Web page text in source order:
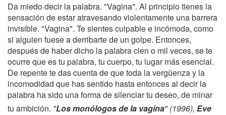
Da miedo decir la palabra. "Vagina". Al principio tienes la
sensación de estar atravesando violentamente una barrera
invisible. "Vagina". Te sientes culpable e incómoda, como
si alguien fuese a derribarte de un golpe. Entonces,
después de haber dicho la palabra cien o mil veces, se te
ocurre que es tu palabra, tu cuerpo, tu lugar más esencial.
De repente te das cuenta de que toda la vergüenza y la
incomodidad que has sentido hasta entonces al decir la
palabra ha sido una forma de silenciar tu deseo, de minar
tu ambición. "Los monólogos de la vagina" (1996), Eve